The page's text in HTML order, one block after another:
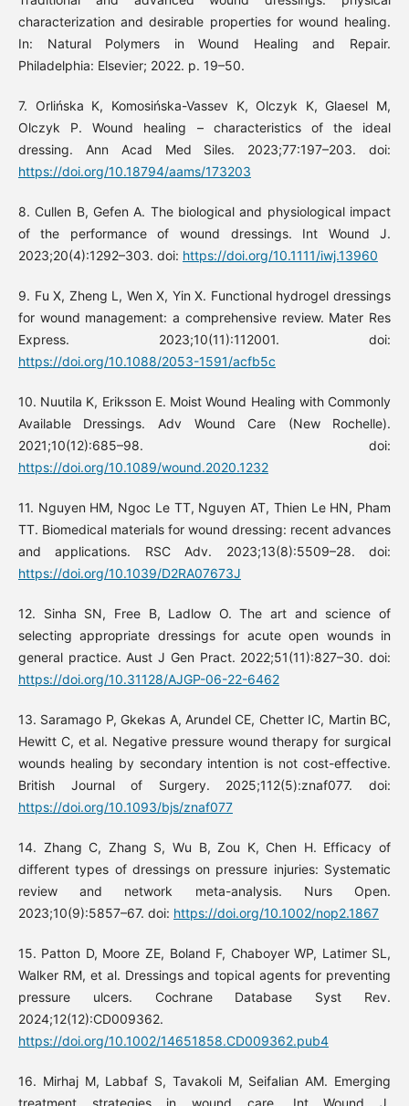
characterization and desirable properties for wound healing.
In: Natural Polymers in Wound Healing and Repair.
Philadelphia: Elsevier; 2022. p. 19–50.
7. Orlińska K, Komosińska-Vassev K, Olczyk K, Glaesel M,
Olczyk P. Wound healing – characteristics of the ideal
dressing. Ann Acad Med Siles. 2023;77:197–203. doi:
https://doi.org/10.18794/aams/173203
8. Cullen B, Gefen A. The biological and physiological impact
of the performance of wound dressings. Int Wound J.
2023;20(4):1292–303. doi: https://doi.org/10.1111/iwj.13960
9. Fu X, Zheng L, Wen X, Yin X. Functional hydrogel dressings
for wound management: a comprehensive review. Mater Res
Express. 2023;10(11):112001. doi:
https://doi.org/10.1088/2053-1591/acfb5c
10. Nuutila K, Eriksson E. Moist Wound Healing with Commonly
Available Dressings. Adv Wound Care (New Rochelle).
2021;10(12):685–98. doi:
https://doi.org/10.1089/wound.2020.1232
11. Nguyen HM, Ngoc Le TT, Nguyen AT, Thien Le HN, Pham
TT. Biomedical materials for wound dressing: recent advances
and applications. RSC Adv. 2023;13(8):5509–28. doi:
https://doi.org/10.1039/D2RA07673J
12. Sinha SN, Free B, Ladlow O. The art and science of
selecting appropriate dressings for acute open wounds in
general practice. Aust J Gen Pract. 2022;51(11):827–30. doi:
https://doi.org/10.31128/AJGP-06-22-6462
13. Saramago P, Gkekas A, Arundel CE, Chetter IC, Martin BC,
Hewitt C, et al. Negative pressure wound therapy for surgical
wounds healing by secondary intention is not cost-effective.
British Journal of Surgery. 2025;112(5):znaf077. doi:
https://doi.org/10.1093/bjs/znaf077
14. Zhang C, Zhang S, Wu B, Zou K, Chen H. Efficacy of
different types of dressings on pressure injuries: Systematic
review and network meta-analysis. Nurs Open.
2023;10(9):5857–67. doi: https://doi.org/10.1002/nop2.1867
15. Patton D, Moore ZE, Boland F, Chaboyer WP, Latimer SL,
Walker RM, et al. Dressings and topical agents for preventing
pressure ulcers. Cochrane Database Syst Rev.
2024;12(12):CD009362.
https://doi.org/10.1002/14651858.CD009362.pub4
16. Mirhaj M, Labbaf S, Tavakoli M, Seifalian AM. Emerging